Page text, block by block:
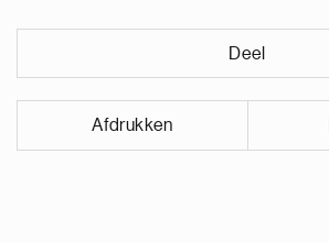
Deel
Afdrukken